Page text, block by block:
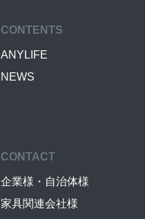
CONTENTS
ANYLIFE
NEWS
CONTACT
企業様・自治体様
家具関連会社様